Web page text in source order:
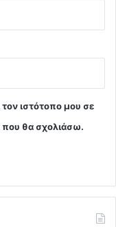
ιστότοπο μου σε
που θα σχολιάσω.